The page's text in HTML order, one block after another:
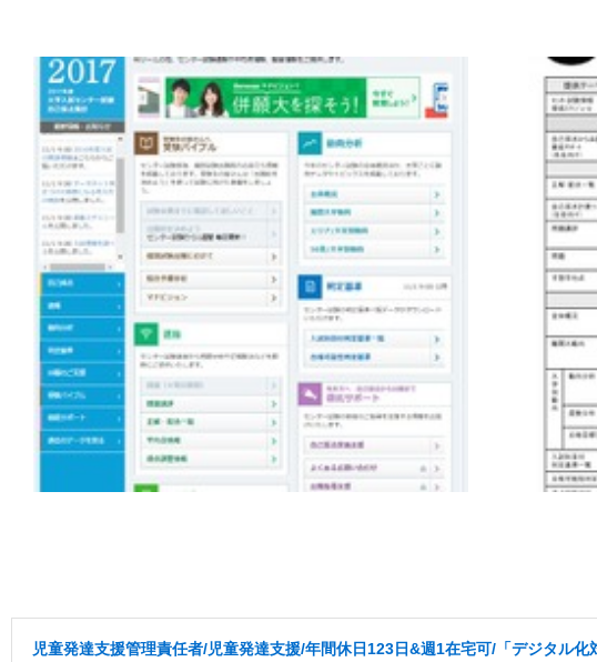
児童発達支援管理責任者/児童発達⽀援/年間休日123日&週1在宅可/「デジタル